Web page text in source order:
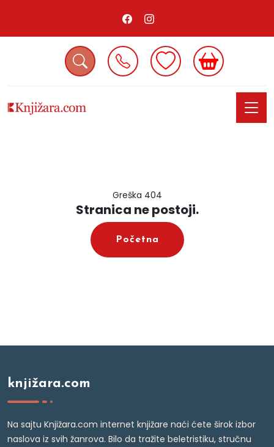
Greška 404
Stranica ne postoji.
Početna
knjižara.com
Na sajtu Knjižara.com internet knjižare naći ćete širok izbor
naslova iz svih žanrova. Bilo da tražite beletristiku, stručnu